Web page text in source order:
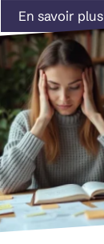
En savoir plus